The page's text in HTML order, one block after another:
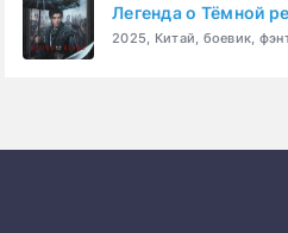
Легенда о Тёмной
2025, Китай, боевик,